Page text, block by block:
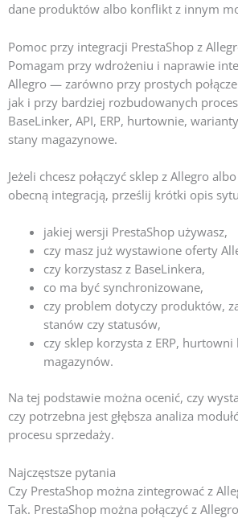
dane produktów albo konflikt z innym
Pomoc przy integracji PrestaShop z
Pomagam przy wdrożeniu i naprawie
Allegro — zarówno przy prostych
jak i przy bardziej rozbudowanych
BaseLinker, API, ERP, hurtownie,
stany magazynowe.
Jeżeli chcesz połączyć sklep z Allegro
obecną integracją, prześlij krótki opis
jakiej wersji PrestaShop używasz,
czy masz już wystawione oferty
czy korzystasz z BaseLinkera,
co ma być synchronizowane,
czy problem dotyczy produktów,
stanów czy statusów,
czy sklep korzysta z ERP,
magazynów.
Na tej podstawie można ocenić, czy
czy potrzebna jest głębsza analiza
procesu sprzedaży.
Najczęstsze pytania
Czy PrestaShop można zintegrować z
Tak. PrestaShop można połączyć z